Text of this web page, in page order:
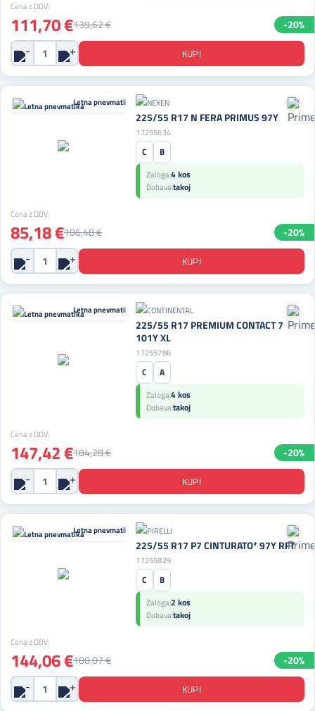
Cena z DDV:
111,70 €139,62 € -20%
Letna pnevmatika
225/55 R17 N FERA PRIMUS 97Y
17255634
C B
Zaloga:4 kos
Dobava:takoj
Cena z DDV:
85,18 €106,48 € -20%
Letna pnevmatika
225/55 R17 PREMIUM CONTACT 7
101Y XL
17255786
C A
Zaloga:4 kos
Dobava:takoj
Cena z DDV:
147,42 €184,28 € -20%
Letna pnevmatika
225/55 R17 P7 CINTURATO* 97Y RFT
17255829
C B
Zaloga:2 kos
Dobava:takoj
Cena z DDV:
144,06 €180,07 € -20%